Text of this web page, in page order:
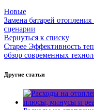
Новые
Замена батарей
сценарии
Вернуться к списку
Старее Эффективность
обзор современных
Другие статьи